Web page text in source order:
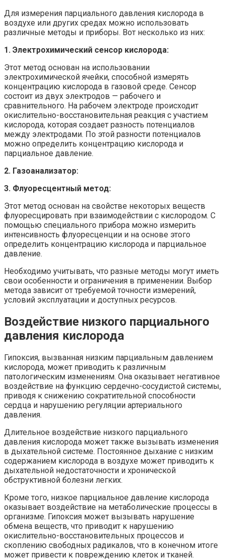
Для измерения парциального давления кислорода в
воздухе или других средах можно использовать
различные методы и приборы. Вот несколько из них:
1. Электрохимический сенсор кислорода:
Этот метод основан на использовании
электрохимической ячейки, способной измерять
концентрацию кислорода в газовой среде. Сенсор
состоит из двух электродов — рабочего и
сравнительного. На рабочем электроде происходит
окислительно-восстановительная реакция с участием
кислорода, которая создает разность потенциалов
между электродами. По этой разности потенциалов
можно определить концентрацию кислорода и
парциальное давление.
2. Газоанализатор:
3. Флуоресцентный метод:
Этот метод основан на свойстве некоторых веществ
флуоресцировать при взаимодействии с кислородом. С
помощью специального прибора можно измерить
интенсивность флуоресценции и на основе этого
определить концентрацию кислорода и парциальное
давление.
Необходимо учитывать, что разные методы могут иметь
свои особенности и ограничения в применении. Выбор
метода зависит от требуемой точности измерений,
условий эксплуатации и доступных ресурсов.
Воздействие низкого парциального
давления кислорода
Гипоксия, вызванная низким парциальным давлением
кислорода, может приводить к различным
патологическим изменениям. Она оказывает негативное
воздействие на функцию сердечно-сосудистой системы,
приводя к снижению сократительной способности
сердца и нарушению регуляции артериального
давления.
Длительное воздействие низкого парциального
давления кислорода может также вызывать изменения
в дыхательной системе. Постоянное дыхание с низким
содержанием кислорода в воздухе может приводить к
дыхательной недостаточности и хронической
обструктивной болезни легких.
Кроме того, низкое парциальное давление кислорода
оказывает воздействие на метаболические процессы в
организме. Гипоксия может вызывать нарушение
обмена веществ, что приводит к нарушению
окислительно-восстановительных процессов и
скоплению свободных радикалов, что в конечном итоге
может привести к повреждению клеток и тканей.